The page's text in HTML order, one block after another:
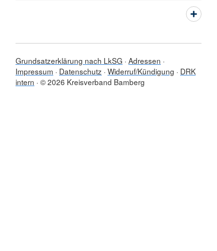
Grundsatzerklärung nach LkSG Adressen
Impressum
Datenschutz Widerruf/Kündigung
DRK
intern © 2026 Kreisverband Bamberg